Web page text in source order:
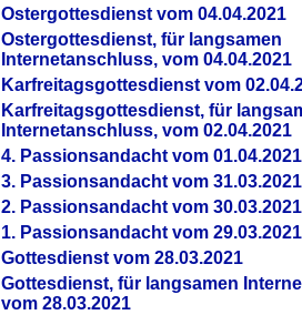
Ostergottesdienst vom 04.04.2021
Ostergottesdienst, für langsamen
Internetanschluss, vom 04.04.2021
Karfreitagsgottesdienst vom
Karfreitagsgottesdienst, für
Internetanschluss, vom 02.04.2021
4. Passionsandacht vom 01.04.2021
3. Passionsandacht vom 31.03.2021
2. Passionsandacht vom 30.03.2021
1. Passionsandacht vom 29.03.2021
Gottesdienst vom 28.03.2021
Gottesdienst, für langsamen
vom 28.03.2021